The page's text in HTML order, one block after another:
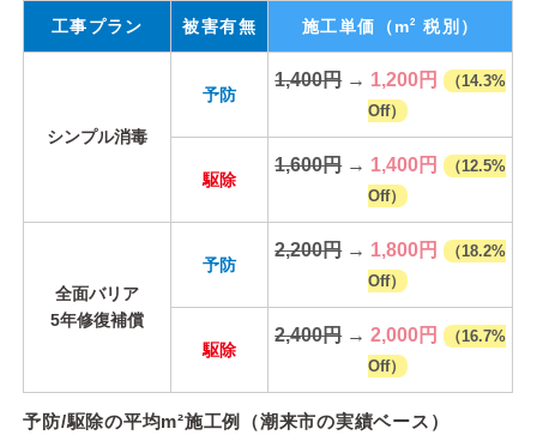
工事プラン 被害有無 施工単価 （m2 税別）
シンプル消毒
予防
1,400円→ 1,200円
（14.3%
Off）
駆除
1,600円→ 1,400円
（12.5%
Off）
全面バリア
5年修復補償
予防
2,200円→ 1,800円
（18.2%
Off）
駆除
2,400円→2,000円
（16.7%
Off）
予防/駆除の平均m²施工例（潮来市の実績ベース）